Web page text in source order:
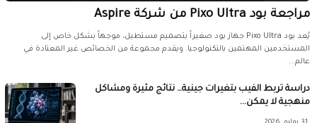
مراجعة بود Pixo Ultra من شركة Aspire
يُعد بود Pixo Ultra جهاز بود صغيراً بتصميم مستطيل، موجهاً بشكل خاص إلى
المستخدمين المهتمين بالتكنولوجيا. ويقدم مجموعة من الخصائص غير المعتادة في
عالم...
دراسة تربط الفيب بتغيرات جينية… نتائج مثيرة ومشاكل
منهجية لا يمكن...